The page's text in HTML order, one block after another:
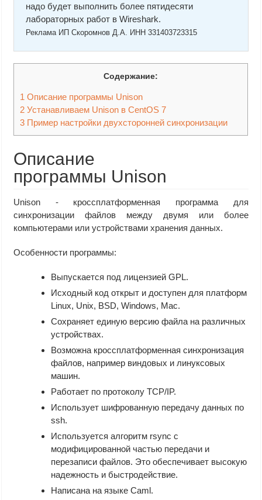
надо будет выполнить более пятидесяти
лабораторных работ в Wireshark.
Реклама ИП Скоромнов Д.А. ИНН 331403723315
Содержание:
1 Описание программы Unison
2 Устанавливаем Unison в CentOS 7
3 Пример настройки двухсторонней синхронизации
Описание
программы Unison
Unison - кроссплатформенная программа для
синхронизации файлов между двумя или более
компьютерами или устройствами хранения данных.
Особенности программы:
Выпускается под лицензией GPL.
Исходный код открыт и доступен для платформ
Linux, Unix, BSD, Windows, Mac.
Сохраняет единую версию файла на различных
устройствах.
Возможна кроссплатформенная синхронизация
файлов, например виндовых и линуксовых
машин.
Работает по протоколу TCP/IP.
Использует шифрованную передачу данных по
ssh.
Используется алгоритм rsync с
модифицированной частью передачи и
перезаписи файлов. Это обеспечивает высокую
надежность и быстродействие.
Написана на языке Caml.